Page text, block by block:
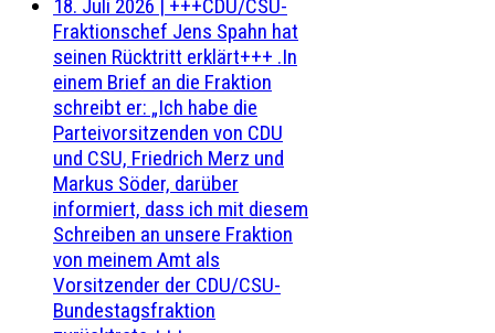
18. Juli 2026 | +++CDU/CSU-
Fraktionschef Jens Spahn hat
seinen Rücktritt erklärt+++ .In
einem Brief an die Fraktion
schreibt er: „Ich habe die
Parteivorsitzenden von CDU
und CSU, Friedrich Merz und
Markus Söder, darüber
informiert, dass ich mit diesem
Schreiben an unsere Fraktion
von meinem Amt als
Vorsitzender der CDU/CSU-
Bundestagsfraktion